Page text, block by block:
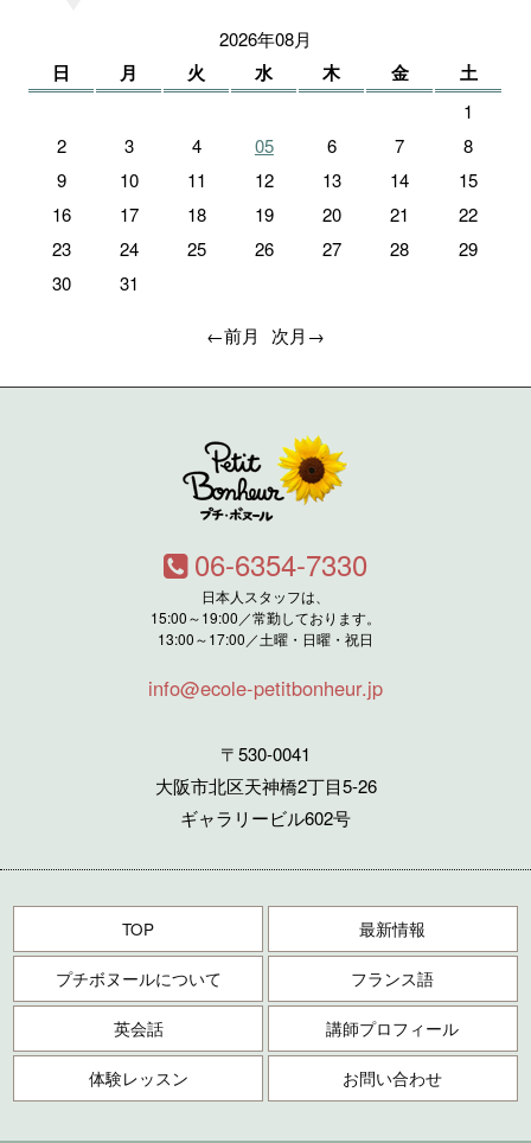
2026年08月
日 月 火 水 木 金 土
1
2
3 4 05 6 7
8
9
10 11 12 13 14
15
16
17 18 19 20 21
22
23
24 25 26 27 28
29
30
31
←前月 次月→
06-6354-7330
日本人スタッフは、
15:00～19:00／常勤しております。
13:00～17:00／土曜・日曜・祝日
info@ecole-petitbonheur.jp
〒530-0041
大阪市北区天神橋2丁目5-26
ギャラリービル602号
TOP 最新情報
プチボヌールについて フランス語
英会話 講師プロフィール
体験レッスン お問い合わせ